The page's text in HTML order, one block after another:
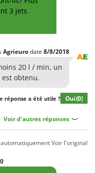
et tapisseries
à olives
3 jets
Agrieurodate 8/8/2018
20 l / min, un
obtenu.
réponse a été utile ? Oui(0)
Voir d'autres réponses
Voir l'original